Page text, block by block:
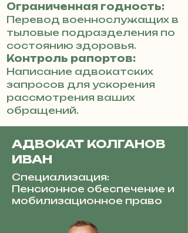
Ограниченная годность:
Перевод военнослужащих в
тыловые подразделения по
состоянию здоровья.
Контроль рапортов:
Написание адвокатских
запросов для ускорения
рассмотрения ваших
обращений.
АДВОКАТ КОЛГАНОВ
ИВАН
Специализация:
Пенсионное обеспечение и
мобилизационное право